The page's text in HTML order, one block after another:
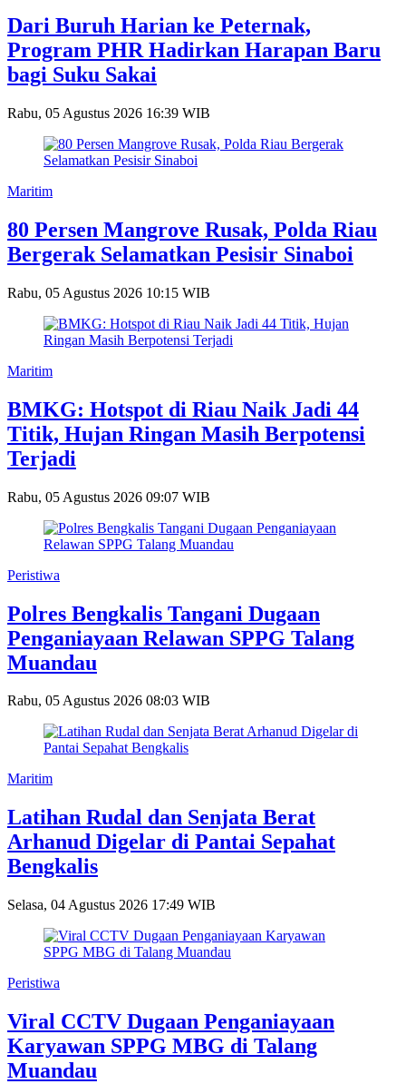
Dari Buruh Harian ke Peternak,
Program PHR Hadirkan Harapan Baru
bagi Suku Sakai
Rabu, 05 Agustus 2026 16:39 WIB
Maritim
80 Persen Mangrove Rusak, Polda Riau
Bergerak Selamatkan Pesisir Sinaboi
Rabu, 05 Agustus 2026 10:15 WIB
Maritim
BMKG: Hotspot di Riau Naik Jadi 44
Titik, Hujan Ringan Masih Berpotensi
Terjadi
Rabu, 05 Agustus 2026 09:07 WIB
Peristiwa
Polres Bengkalis Tangani Dugaan
Penganiayaan Relawan SPPG Talang
Muandau
Rabu, 05 Agustus 2026 08:03 WIB
Maritim
Latihan Rudal dan Senjata Berat
Arhanud Digelar di Pantai Sepahat
Bengkalis
Selasa, 04 Agustus 2026 17:49 WIB
Peristiwa
Viral CCTV Dugaan Penganiayaan
Karyawan SPPG MBG di Talang
Muandau